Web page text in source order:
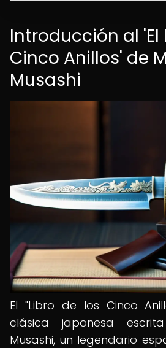
Introducción al 'El
Cinco Anillos' de
Musashi
El "Libro de los Cinco
clásica japonesa
Musashi, un legendario